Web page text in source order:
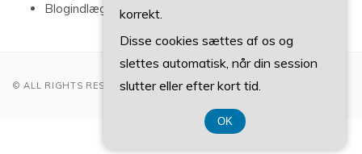
Blogindlæg
© ALL RIGHTS RESERVED 2022
korrekt.
Disse cookies sættes af os og
slettes automatisk, når din session
slutter eller efter kort tid.
OK